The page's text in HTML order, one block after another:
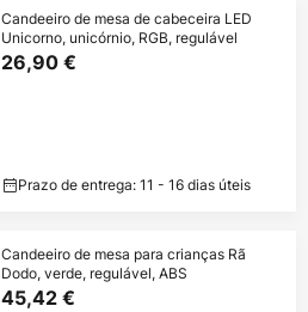
Candeeiro de mesa de cabeceira LED
Unicorno, unicórnio, RGB, regulável
26,90 €
Prazo de entrega: 11 - 16 dias úteis
Candeeiro de mesa para crianças Rã
Dodo, verde, regulável, ABS
45,42 €